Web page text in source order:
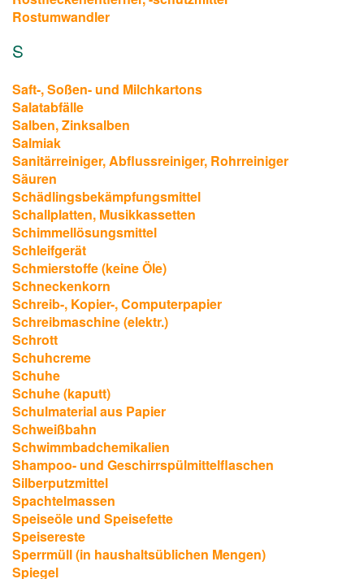
Rostumwandler
S
Saft-, Soßen- und Milchkartons
Salatabfälle
Salben, Zinksalben
Salmiak
Sanitärreiniger, Abflussreiniger, Rohrreiniger
Säuren
Schädlingsbekämpfungsmittel
Schallplatten, Musikkassetten
Schimmellösungsmittel
Schleifgerät
Schmierstoffe (keine Öle)
Schneckenkorn
Schreib-, Kopier-, Computerpapier
Schreibmaschine (elektr.)
Schrott
Schuhcreme
Schuhe
Schuhe (kaputt)
Schulmaterial aus Papier
Schweißbahn
Schwimmbadchemikalien
Shampoo- und Geschirrspülmittelflaschen
Silberputzmittel
Spachtelmassen
Speiseöle und Speisefette
Speisereste
Sperrmüll (in haushaltsüblichen Mengen)
Spiegel